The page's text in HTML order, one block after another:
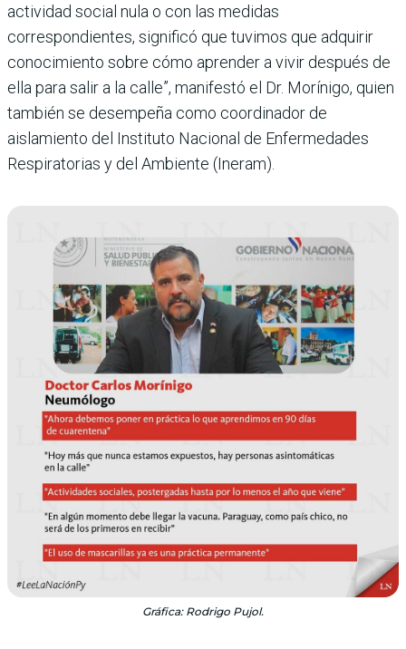
actividad social nula o con las medidas
correspondientes, significó que tuvimos que adquirir
conocimiento sobre cómo aprender a vivir después de
ella para salir a la calle”, manifestó el Dr. Morínigo, quien
también se desempeña como coordinador de
aislamiento del Instituto Nacional de Enfermedades
Respiratorias y del Ambiente (Ineram).
Gráfica: Rodrigo Pujol.